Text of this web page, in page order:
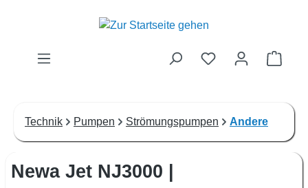
Zum Hauptinhalt springen
Technik Pumpen Strömungspumpen Andere
Newa Jet NJ3000 |